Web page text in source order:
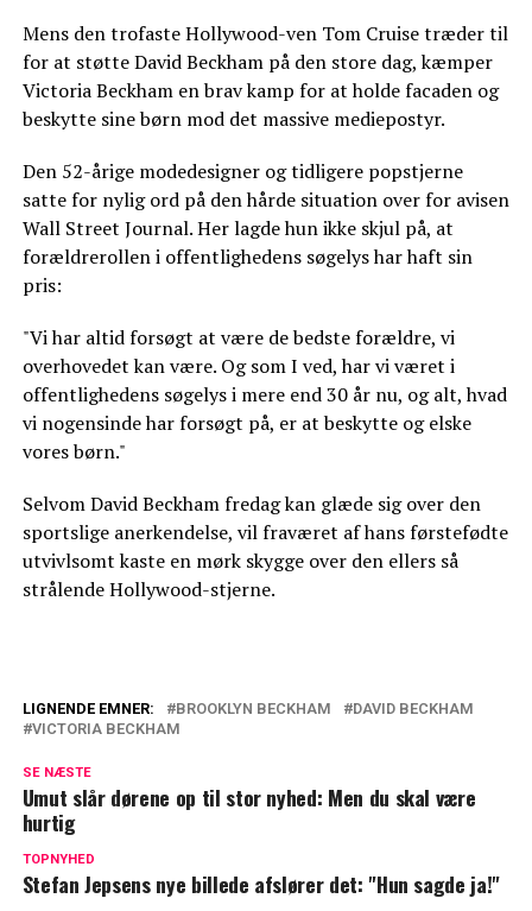
Mens den trofaste Hollywood-ven Tom Cruise træder til
for at støtte David Beckham på den store dag, kæmper
Victoria Beckham en brav kamp for at holde facaden og
beskytte sine børn mod det massive mediepostyr.
Den 52-årige modedesigner og tidligere popstjerne
satte for nylig ord på den hårde situation over for avisen
Wall Street Journal. Her lagde hun ikke skjul på, at
forældrerollen i offentlighedens søgelys har haft sin
pris:
"Vi har altid forsøgt at være de bedste forældre, vi
overhovedet kan være. Og som I ved, har vi været i
offentlighedens søgelys i mere end 30 år nu, og alt, hvad
vi nogensinde har forsøgt på, er at beskytte og elske
vores børn."
Selvom David Beckham fredag kan glæde sig over den
sportslige anerkendelse, vil fraværet af hans førstefødte
utvivlsomt kaste en mørk skygge over den ellers så
strålende Hollywood-stjerne.
David og Victoria er knuste: Beckham-
Kæmpe sorg for David og Victoria
LIGNENDE EMNER: BROOKLYN BECKHAM
DAVID BECKHAM
VICTORIA BECKHAM
SE NÆSTE
Umut slår dørene op til stor nyhed: Men du skal være
hurtig
TOPNYHED
Stefan Jepsens nye billede afslører det: "Hun sagde ja!"